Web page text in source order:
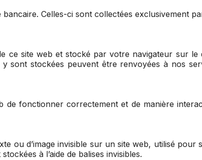
Celles-ci sont collectées exclusivement
ce site web et stocké par votre navigateur sur le
sont stockées peuvent être renvoyées à nos
fonctionner correctement et de manière
ou d’image invisible sur un site web, utilisé pour
à l’aide de balises invisibles.